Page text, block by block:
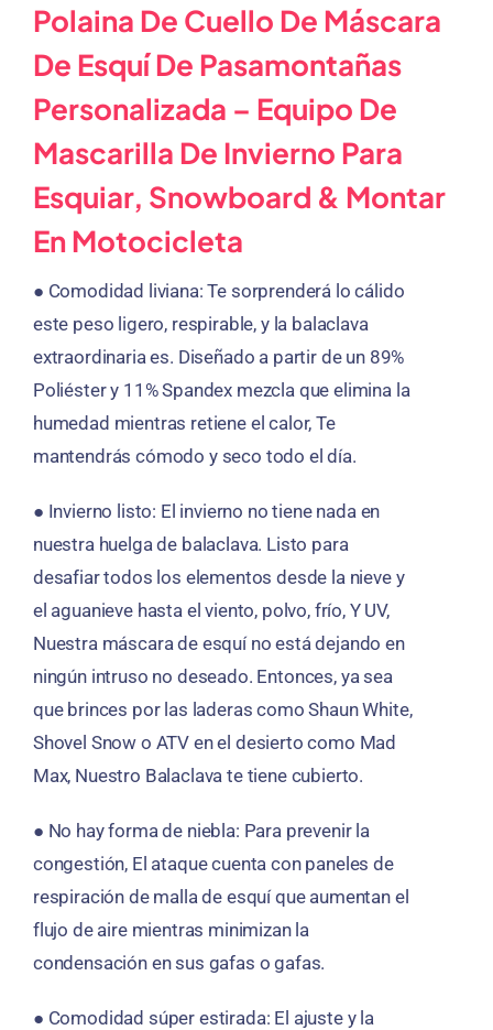
Polaina De Cuello De Máscara
De Esquí De Pasamontañas
Personalizada – Equipo De
Mascarilla De Invierno Para
Esquiar, Snowboard & Montar
En Motocicleta
● Comodidad liviana: Te sorprenderá lo cálido
este peso ligero, respirable, y la balaclava
extraordinaria es. Diseñado a partir de un 89%
Poliéster y 11% Spandex mezcla que elimina la
humedad mientras retiene el calor, Te
mantendrás cómodo y seco todo el día.
● Invierno listo: El invierno no tiene nada en
nuestra huelga de balaclava. Listo para
desafiar todos los elementos desde la nieve y
el aguanieve hasta el viento, polvo, frío, Y UV,
Nuestra máscara de esquí no está dejando en
ningún intruso no deseado. Entonces, ya sea
que brinces por las laderas como Shaun White,
Shovel Snow o ATV en el desierto como Mad
Max, Nuestro Balaclava te tiene cubierto.
● No hay forma de niebla: Para prevenir la
congestión, El ataque cuenta con paneles de
respiración de malla de esquí que aumentan el
flujo de aire mientras minimizan la
condensación en sus gafas o gafas.
● Comodidad súper estirada: El ajuste y la